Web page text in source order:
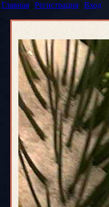
Главная | Регистрация | Вход